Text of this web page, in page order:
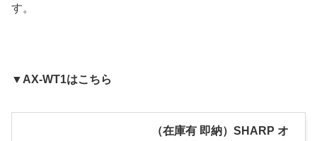
す。
▼AX-WT1はこちら
（在庫有 即納）SHARP オ